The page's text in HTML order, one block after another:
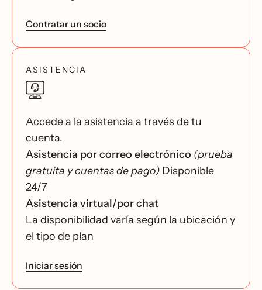
Contratar un socio
ASISTENCIA
Accede a la asistencia a través de tu
cuenta.
Asistencia por correo electrónico (prueba
gratuita y cuentas de pago) Disponible
24/7
Asistencia virtual/por chat
La disponibilidad varía según la ubicación y
el tipo de plan
Iniciar sesión